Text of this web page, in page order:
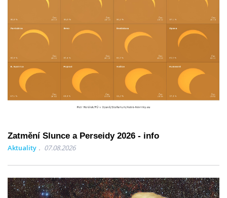
Zatmění Slunce a Perseidy 2026 - info
Aktuality 07.08.2026